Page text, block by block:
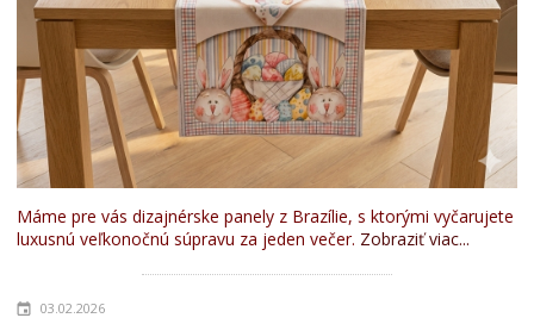
Máme pre vás dizajnérske panely z Brazílie, s ktorými vyčarujete
luxusnú veľkonočnú súpravu za jeden večer. Zobraziť viac...
03.02.2026